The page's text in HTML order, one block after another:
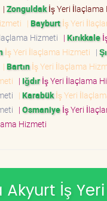
| Zonguldakİş Yeri İlaçlama
| Bayburtİş Yeri
Hizmeti | Kırıkkale
İş Yeri İlaçlama Hizmeti |
| Bartınİş Yeri İlaçlama
| Iğdırİş Yeri İlaçlama
| Karabükİş Yeri
| Osmaniyeİş Yeri
Hizmeti
Akyurt İş Yeri